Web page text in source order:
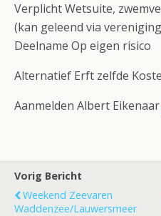
Verplicht Wetsuite,
(kan geleend via
Deelname Op eigen risico
Alternatief Erft zelfde
Aanmelden Albert Eikenaar
Vorig Bericht
Weekend Zeevaren
Waddenzee/Lauwersmeer